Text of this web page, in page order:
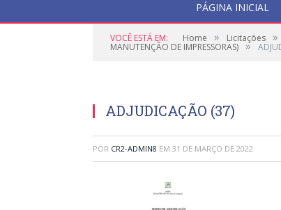
PÁGINA INICIAL
VOCÊ ESTÁ EM: Home » Licitações »
MANUTENÇÃO DE IMPRESSORAS) »
ADJUDICAÇÃO (37)
POR CR2-ADMIN8 EM 31 DE MARÇO DE 2022